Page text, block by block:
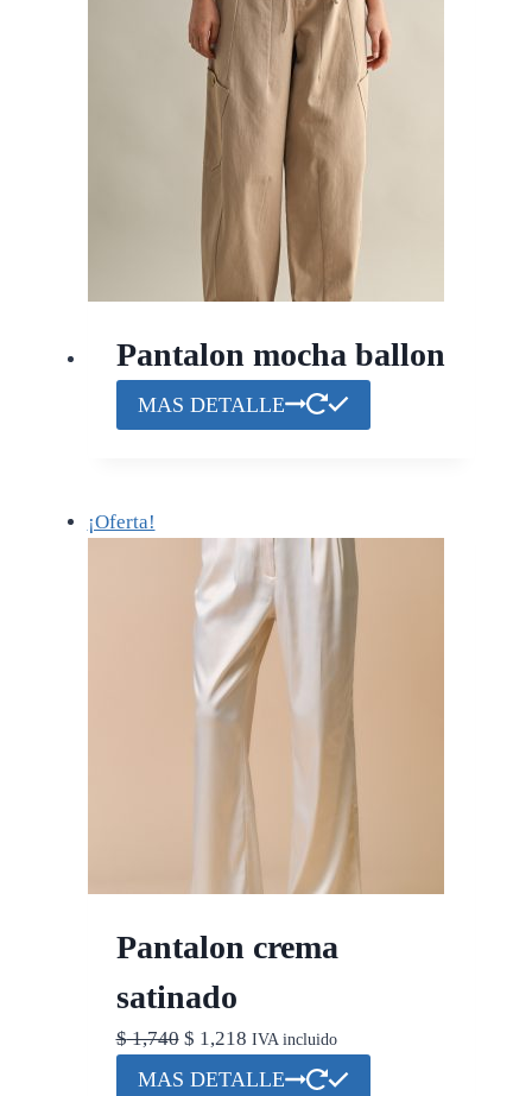
Pantalon mocha ballon
MAS DETALLE
¡Oferta!
Pantalon crema
satinado
$1,740 El
precio
$ 1,218El
precio
IVA incluido
MAS DETALLE